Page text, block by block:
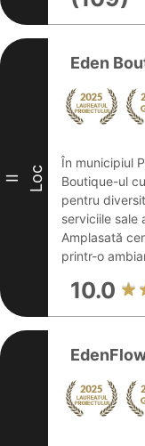
II Loc
Eden
În municipiul
Boutique-ul
pentru
serviciile sale
Amplasată
printr-o
10.0